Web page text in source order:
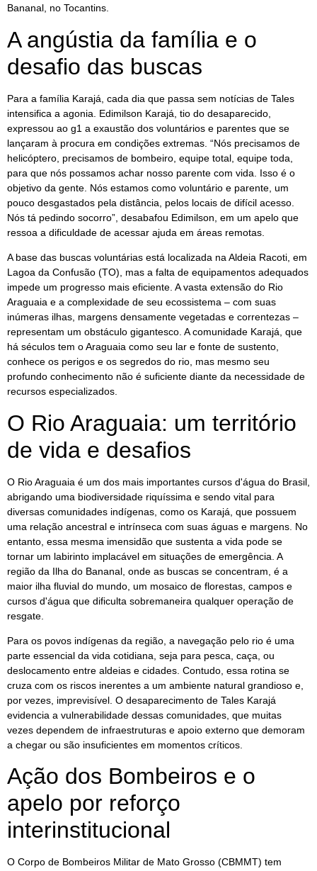
Bananal, no Tocantins.
A angústia da família e o
desafio das buscas
Para a família Karajá, cada dia que passa sem notícias de Tales
intensifica a agonia. Edimilson Karajá, tio do desaparecido,
expressou ao g1 a exaustão dos voluntários e parentes que se
lançaram à procura em condições extremas. “Nós precisamos de
helicóptero, precisamos de bombeiro, equipe total, equipe toda,
para que nós possamos achar nosso parente com vida. Isso é o
objetivo da gente. Nós estamos como voluntário e parente, um
pouco desgastados pela distância, pelos locais de difícil acesso.
Nós tá pedindo socorro”, desabafou Edimilson, em um apelo que
ressoa a dificuldade de acessar ajuda em áreas remotas.
A base das buscas voluntárias está localizada na Aldeia Racoti, em
Lagoa da Confusão (TO), mas a falta de equipamentos adequados
impede um progresso mais eficiente. A vasta extensão do Rio
Araguaia e a complexidade de seu ecossistema – com suas
inúmeras ilhas, margens densamente vegetadas e correntezas –
representam um obstáculo gigantesco. A comunidade Karajá, que
há séculos tem o Araguaia como seu lar e fonte de sustento,
conhece os perigos e os segredos do rio, mas mesmo seu
profundo conhecimento não é suficiente diante da necessidade de
recursos especializados.
O Rio Araguaia: um território
de vida e desafios
O Rio Araguaia é um dos mais importantes cursos d'água do Brasil,
abrigando uma biodiversidade riquíssima e sendo vital para
diversas comunidades indígenas, como os Karajá, que possuem
uma relação ancestral e intrínseca com suas águas e margens. No
entanto, essa mesma imensidão que sustenta a vida pode se
tornar um labirinto implacável em situações de emergência. A
região da Ilha do Bananal, onde as buscas se concentram, é a
maior ilha fluvial do mundo, um mosaico de florestas, campos e
cursos d'água que dificulta sobremaneira qualquer operação de
resgate.
Para os povos indígenas da região, a navegação pelo rio é uma
parte essencial da vida cotidiana, seja para pesca, caça, ou
deslocamento entre aldeias e cidades. Contudo, essa rotina se
cruza com os riscos inerentes a um ambiente natural grandioso e,
por vezes, imprevisível. O desaparecimento de Tales Karajá
evidencia a vulnerabilidade dessas comunidades, que muitas
vezes dependem de infraestruturas e apoio externo que demoram
a chegar ou são insuficientes em momentos críticos.
Ação dos Bombeiros e o
apelo por reforço
interinstitucional
O Corpo de Bombeiros Militar de Mato Grosso (CBMMT) tem